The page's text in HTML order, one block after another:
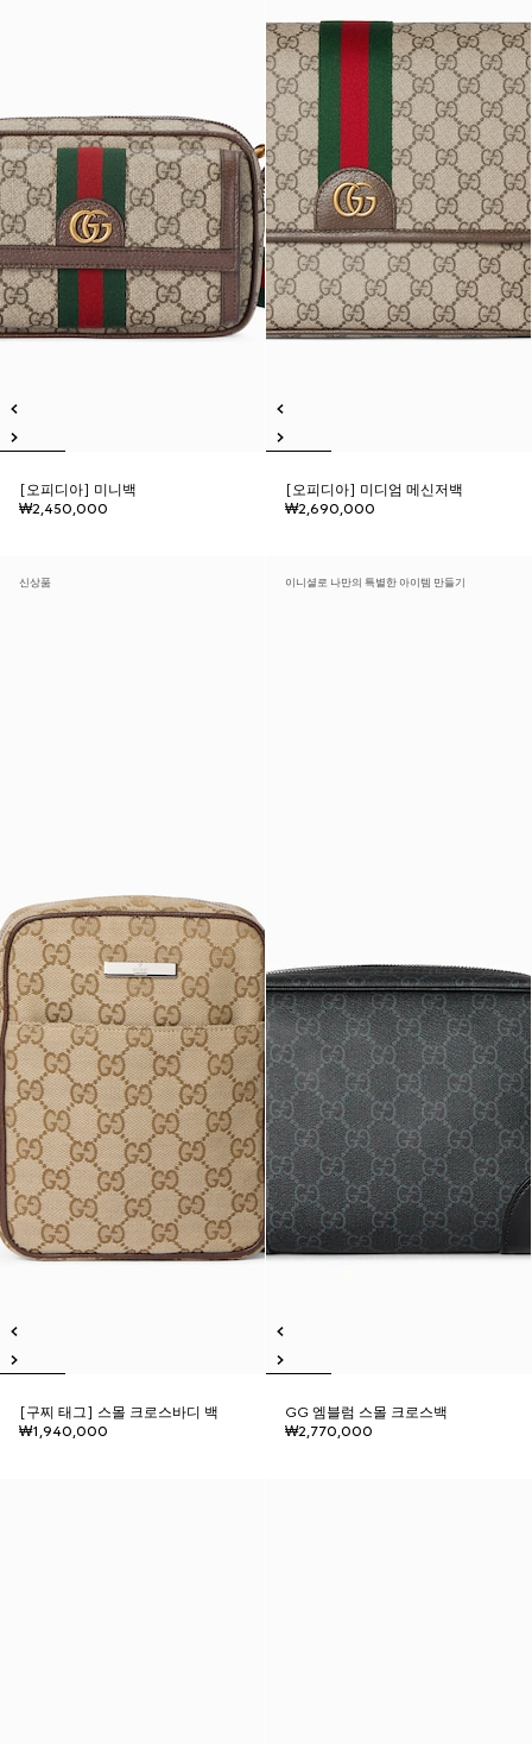
[오피디아] 미니백
₩2,450,000
[오피디아] 미디엄 메신저백
₩2,690,000
신상품
[구찌 태그] 스몰 크로스바디 백
₩1,940,000
이니셜로 나만의 특별한 아이템 만들기
GG 엠블럼 스몰 크로스백
₩2,770,000